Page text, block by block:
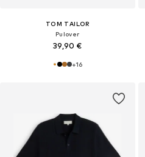
TOM TAILOR
Pulover
39,90 €
+16